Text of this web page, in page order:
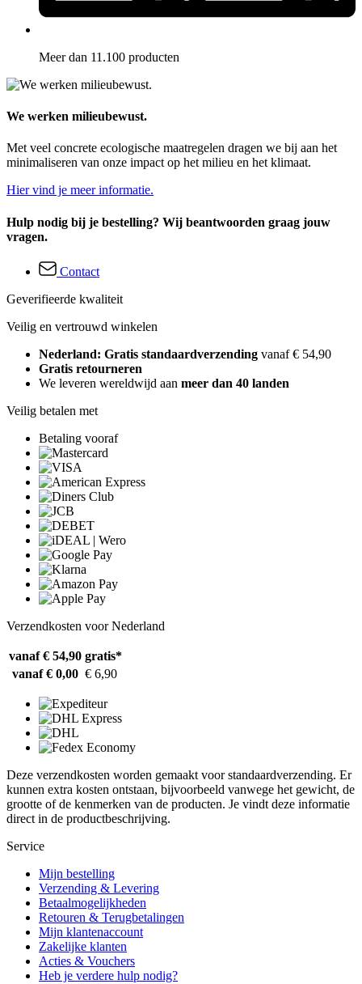
Meer dan 11.100 producten
We werken milieubewust.
Met veel concrete ecologische maatregelen dragen we bij aan het
minimaliseren van onze impact op het milieu en het klimaat.
Hier vind je meer informatie.
Hulp nodig bij je bestelling? Wij beantwoorden graag jouw
vragen.
Contact
Geverifieerde kwaliteit
Veilig en vertrouwd winkelen
Nederland: Gratis standaardverzending vanaf € 54,90
Gratis retourneren
We leveren wereldwijd aan meer dan 40 landen
Veilig betalen met
Betaling vooraf
Verzendkosten voor Nederland
vanaf € 54,90 gratis*
vanaf € 0,00 € 6,90
Deze verzendkosten worden gemaakt voor standaardverzending. Er
kunnen extra kosten ontstaan, bijvoorbeeld vanwege het gewicht, de
grootte of de kenmerken van de producten. Je vindt deze informatie
direct in de productbeschrijving.
Service
Mijn bestelling
Verzending & Levering
Betaalmogelijkheden
Retouren & Terugbetalingen
Mijn klantenaccount
Zakelijke klanten
Acties & Vouchers
Heb je verdere hulp nodig?